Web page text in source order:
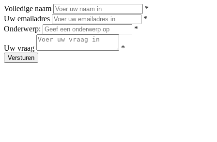
Volledige naam
*
Uw emailadres
*
Onderwerp:
*
Uw vraag *
Versturen